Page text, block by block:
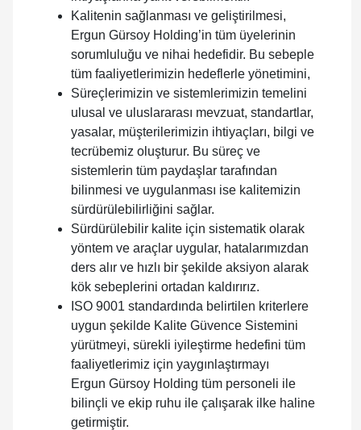
Kalitenin sağlanması ve geliştirilmesi,
Ergun Gürsoy Holding’in tüm üyelerinin
sorumluluğu ve nihai hedefidir. Bu sebeple
tüm faaliyetlerimizin hedeflerle yönetimini,
Süreçlerimizin ve sistemlerimizin temelini
ulusal ve uluslararası mevzuat, standartlar,
yasalar, müşterilerimizin ihtiyaçları, bilgi ve
tecrübemiz oluşturur. Bu süreç ve
sistemlerin tüm paydaşlar tarafından
bilinmesi ve uygulanması ise kalitemizin
sürdürülebilirliğini sağlar.
Sürdürülebilir kalite için sistematik olarak
yöntem ve araçlar uygular, hatalarımızdan
ders alır ve hızlı bir şekilde aksiyon alarak
kök sebeplerini ortadan kaldırırız.
ISO 9001 standardında belirtilen kriterlere
uygun şekilde Kalite Güvence Sistemini
yürütmeyi, sürekli iyileştirme hedefini tüm
faaliyetlerimiz için yaygınlaştırmayı
Ergun Gürsoy Holding tüm personeli ile
bilinçli ve ekip ruhu ile çalışarak ilke haline
getirmiştir.